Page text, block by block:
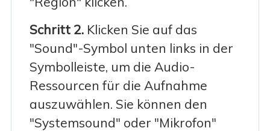
Schritt 2.Klicken Sie auf das
"Sound"-Symbol unten links in der
Symbolleiste, um die Audio-
Ressourcen für die Aufnahme
auszuwählen. Sie können den
"Systemsound" oder "Mikrofon"